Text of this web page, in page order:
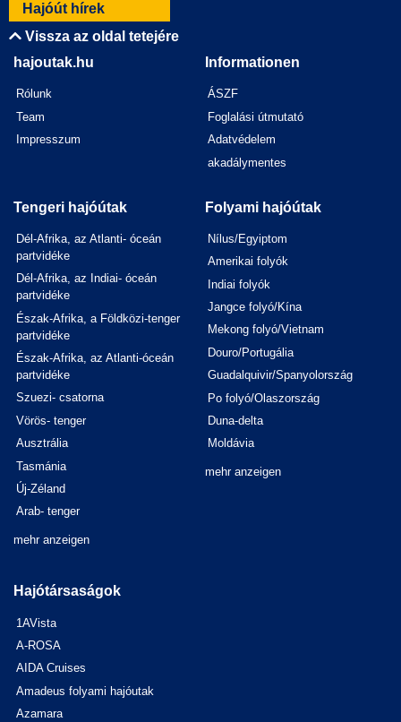
Hajóút hírek
Vissza az oldal tetejére
hajoutak.hu
Rólunk
Team
Impresszum
Informationen
ÁSZF
Foglalási útmutató
Adatvédelem
akadálymentes
Tengeri hajóútak
Dél-Afrika, az Atlanti- óceán
partvidéke
Dél-Afrika, az Indiai- óceán
partvidéke
Észak-Afrika, a Földközi-tenger
partvidéke
Észak-Afrika, az Atlanti-óceán
partvidéke
Szuezi- csatorna
Vörös- tenger
Ausztrália
Tasmánia
Új-Zéland
Arab- tenger
mehr anzeigen
Folyami hajóútak
Nílus/Egyiptom
Amerikai folyók
Indiai folyók
Jangce folyó/Kína
Mekong folyó/Vietnam
Douro/Portugália
Guadalquivir/Spanyolország
Po folyó/Olaszország
Duna-delta
Moldávia
mehr anzeigen
Hajótársaságok
1AVista
A-ROSA
AIDA Cruises
Amadeus folyami hajóutak
Azamara